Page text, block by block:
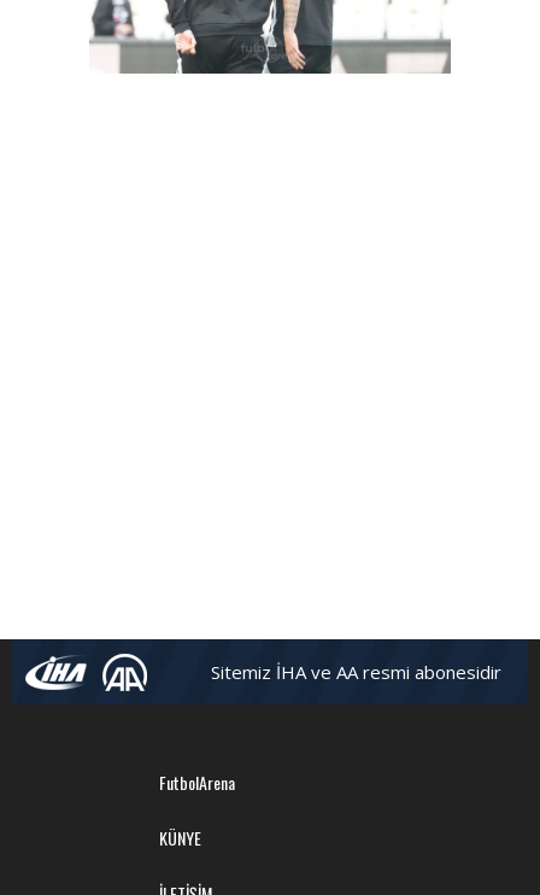
Sitemiz İHA ve AA resmi abonesidir
FutbolArena
KÜNYE